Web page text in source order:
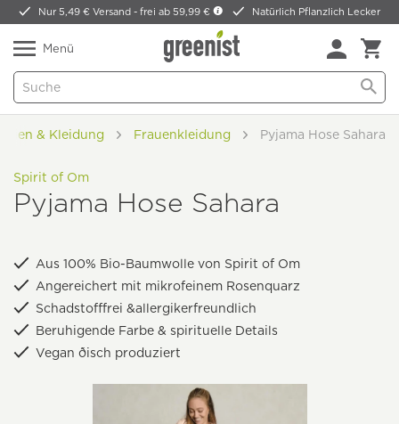
Nur 5,49 € Versand -frei ab 59,99 € Natürlich Pflanzlich Lecker
Menü
& Kleidung Frauenkleidung Pyjama Hose Sahara
Spirit of Om
Pyjama Hose Sahara
Aus 100% Bio-Baumwolle von Spirit of Om
Angereichert mit mikrofeinem Rosenquarz
Schadstofffrei &allergikerfreundlich
Beruhigende Farbe & spirituelle Details
Vegan ðisch produziert